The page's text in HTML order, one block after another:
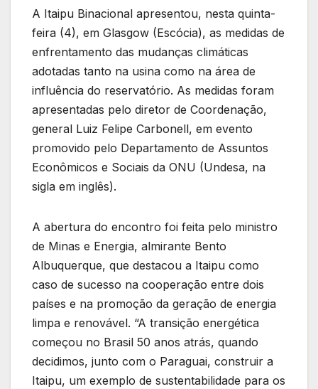
A Itaipu Binacional apresentou, nesta quinta-
feira (4), em Glasgow (Escócia), as medidas de
enfrentamento das mudanças climáticas
adotadas tanto na usina como na área de
influência do reservatório. As medidas foram
apresentadas pelo diretor de Coordenação,
general Luiz Felipe Carbonell, em evento
promovido pelo Departamento de Assuntos
Econômicos e Sociais da ONU (Undesa, na
sigla em inglês).
A abertura do encontro foi feita pelo ministro
de Minas e Energia, almirante Bento
Albuquerque, que destacou a Itaipu como
caso de sucesso na cooperação entre dois
países e na promoção da geração de energia
limpa e renovável. “A transição energética
começou no Brasil 50 anos atrás, quando
decidimos, junto com o Paraguai, construir a
Itaipu, um exemplo de sustentabilidade para os